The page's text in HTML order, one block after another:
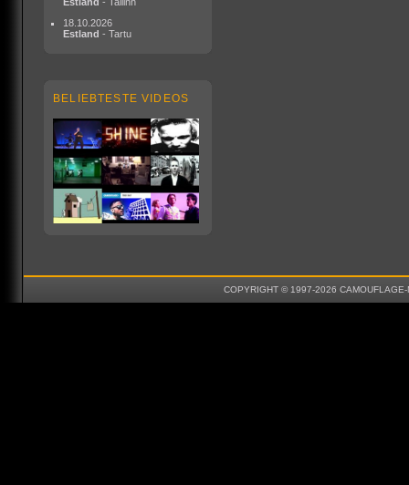
18.10.2026
Estland - Tartu
BELIEBTESTE VIDEOS
COPYRIGHT © 1997-2026 CAMOUFLAGE-